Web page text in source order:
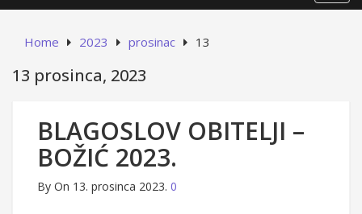
Home 2023 prosinac 13
13 prosinca, 2023
BLAGOSLOV OBITELJI –
BOŽIĆ 2023.
By On 13. prosinca 2023. 0